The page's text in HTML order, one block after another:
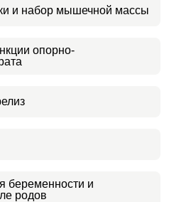
и набор мышечной массы
опорно-
беременности и
родов